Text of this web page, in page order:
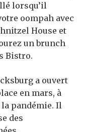
lorsqu’il
oompah avec
House et
un brunch
Bistro.
a ouvert
en mars, à
pandémie. Il
des